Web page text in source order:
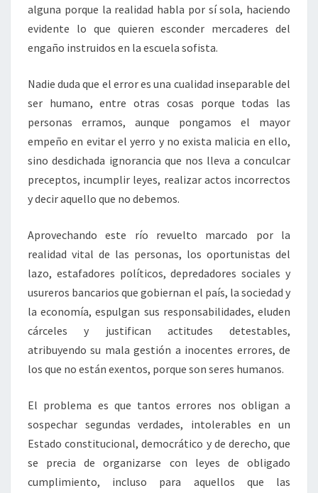
alguna porque la realidad habla por sí sola, haciendo
evidente lo que quieren esconder mercaderes del
engaño instruidos en la escuela sofista.
Nadie duda que el error es una cualidad inseparable del
ser humano, entre otras cosas porque todas las
personas erramos, aunque pongamos el mayor
empeño en evitar el yerro y no exista malicia en ello,
sino desdichada ignorancia que nos lleva a conculcar
preceptos, incumplir leyes, realizar actos incorrectos
y decir aquello que no debemos.
Aprovechando este río revuelto marcado por la
realidad vital de las personas, los oportunistas del
lazo, estafadores políticos, depredadores sociales y
usureros bancarios que gobiernan el país, la sociedad y
la economía, espulgan sus responsabilidades, eluden
cárceles y justifican actitudes detestables,
atribuyendo su mala gestión a inocentes errores, de
los que no están exentos, porque son seres humanos.
El problema es que tantos errores nos obligan a
sospechar segundas verdades, intolerables en un
Estado constitucional, democrático y de derecho, que
se precia de organizarse con leyes de obligado
cumplimiento, incluso para aquellos que las